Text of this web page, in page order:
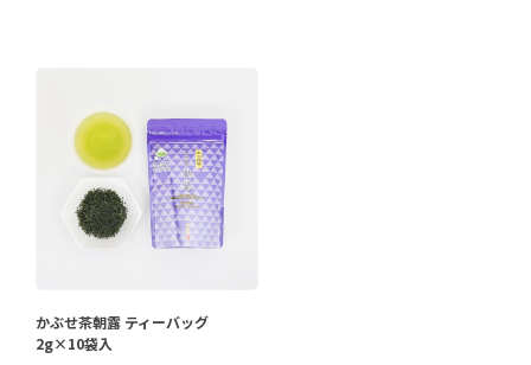
かぶせ茶朝露 ティーバッグ
2g×10袋入